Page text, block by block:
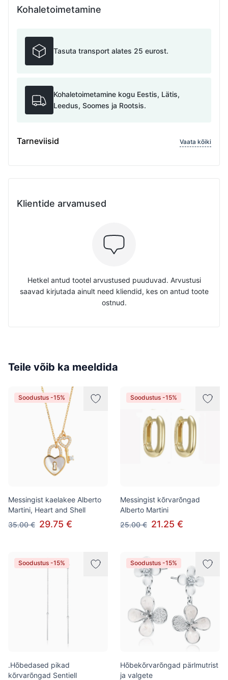
Kohaletoimetamine
Tasuta transport alates 25 eurost.
Kohaletoimetamine kogu Eestis, Lätis,
Leedus, Soomes ja Rootsis.
Tarneviisid Vaata kõiki
Klientide arvamused
Hetkel antud tootel arvustused puuduvad. Arvustusi
saavad kirjutada ainult need kliendid, kes on antud toote
ostnud.
Teile võib ka meeldida
Soodustus -15%
Messingist kaelakee Alberto
Martini, Heart and Shell
35.00 € 29.75 €
Soodustus -15%
Messingist kõrvarõngad
Alberto Martini
25.00 € 21.25 €
Soodustus -15%
.Hõbedased pikad
kõrvarõngad Sentiell
Soodustus -15%
Hõbekõrvarõngad pärlmutrist
ja valgete